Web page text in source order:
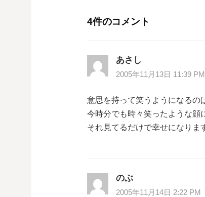
ビ
ゲ
ー
シ
ョ
4件のコメント
あさし
2005年11月13日 11:39 PM
意思を持って笑うようになるの
今時分でも時々笑ったような顔
それ見てるだけで幸せになりま
のぶ
2005年11月14日 2:22 PM